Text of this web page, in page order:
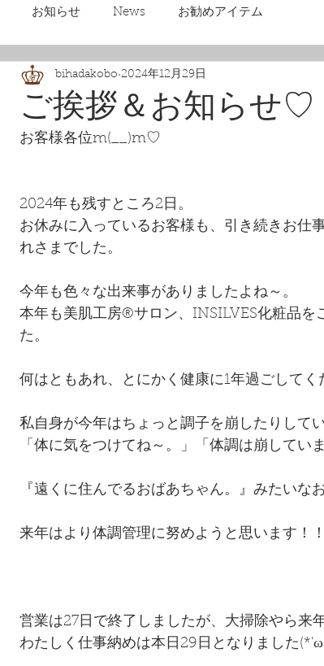
お知らせ News お勧めアイテム
ご挨拶＆お知らせ♡
bihadakobo 2024年12月29日
お客様各位m(__)m♡
2024年も残すところ2日。
お休みに入っているお客様も、引き続きお仕
れさまでした。
今年も色々な出来事がありましたよね～。
本年も美肌工房®サロン、INSILVES化粧品を
た。
何はともあれ、とにかく健康に1年過ごして
私自身が今年はちょっと調子を崩したりしてい
「体に気をつけてね～。」「体調は崩してい
『遠くに住んでるおばあちゃん。』みたいな
来年はより体調管理に努めようと思います！
営業は27日で終了しましたが、大掃除やら来
わたしく仕事納めは本日29日となりました